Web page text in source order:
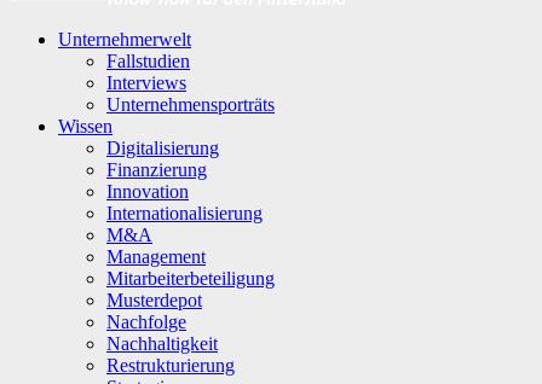
Unternehmerwelt
Fallstudien
Interviews
Unternehmensporträts
Wissen
Digitalisierung
Finanzierung
Innovation
Internationalisierung
M&A
Management
Mitarbeiterbeteiligung
Musterdepot
Nachfolge
Nachhaltigkeit
Restrukturierung